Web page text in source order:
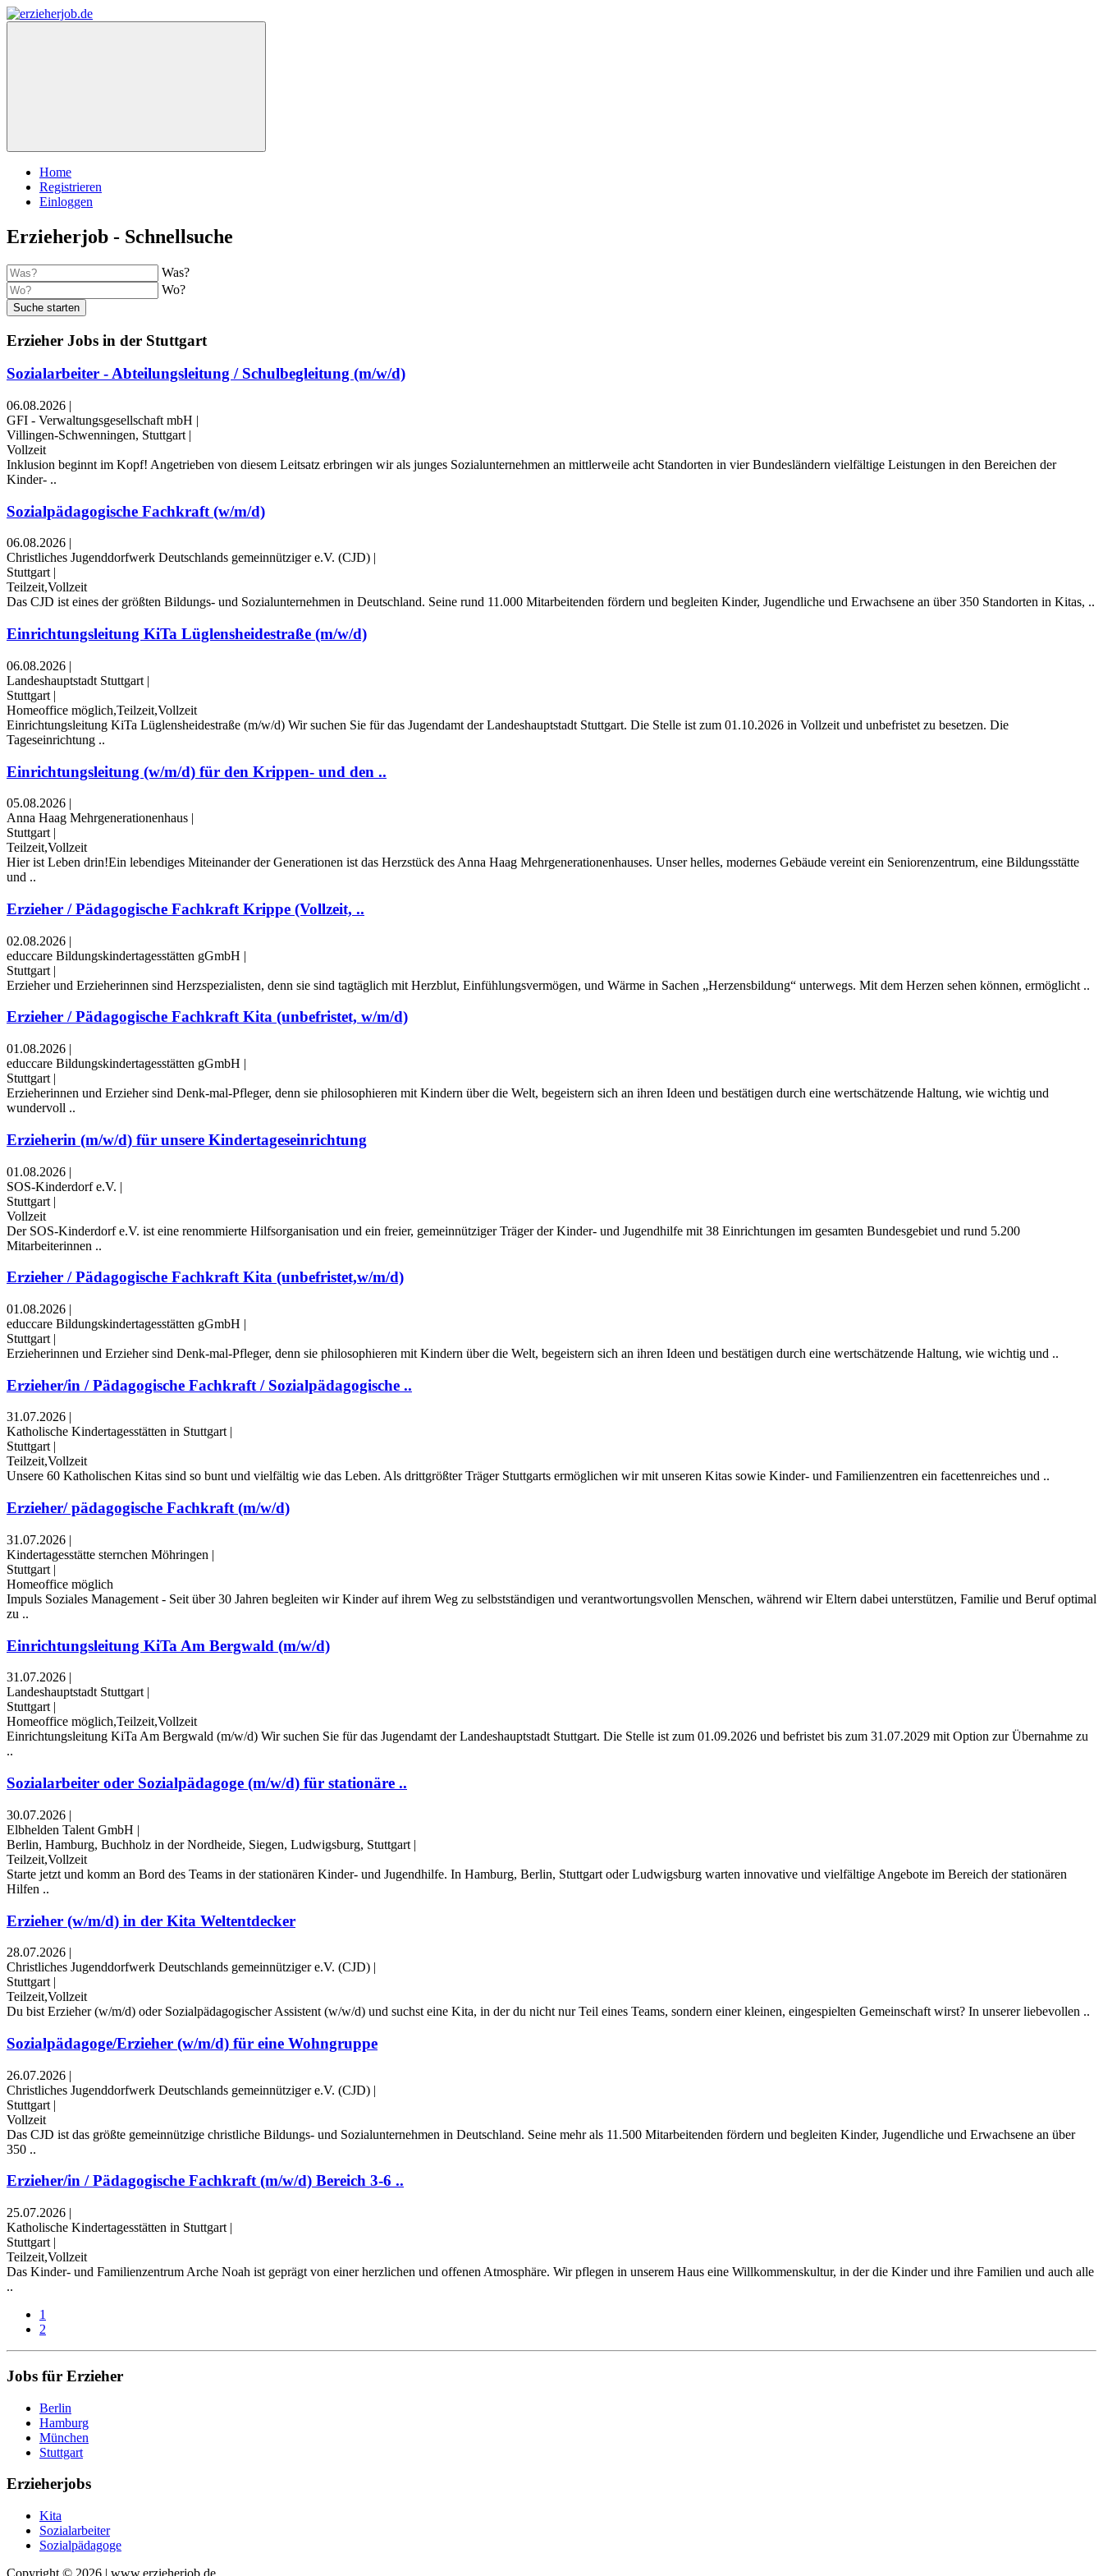
Home
Registrieren
Einloggen
Erzieherjob - Schnellsuche
Was?
Wo?
Suche starten
Erzieher Jobs in der Stuttgart
Sozialarbeiter - Abteilungsleitung / Schulbegleitung (m/w/d)
06.08.2026 |
GFI - Verwaltungsgesellschaft mbH |
Villingen-Schwenningen, Stuttgart |
Vollzeit
Inklusion beginnt im Kopf! Angetrieben von diesem Leitsatz erbringen wir als junges Sozialunternehmen an mittlerweile acht Standorten in vier Bundesländern vielfältige Leistungen in den Bereichen der
Kinder- ..
Sozialpädagogische Fachkraft (w/m/d)
06.08.2026 |
Christliches Jugenddorfwerk Deutschlands gemeinnütziger e.V. (CJD) |
Stuttgart |
Teilzeit,Vollzeit
Das CJD ist eines der größten Bildungs- und Sozialunternehmen in Deutschland. Seine rund 11.000 Mitarbeitenden fördern und begleiten Kinder, Jugendliche und Erwachsene an über 350 Standorten in Kitas, ..
Einrichtungsleitung KiTa Lüglensheidestraße (m/w/d)
06.08.2026 |
Landeshauptstadt Stuttgart |
Stuttgart |
Homeoffice möglich,Teilzeit,Vollzeit
Einrichtungsleitung KiTa Lüglensheidestraße (m/w/d) Wir suchen Sie für das Jugendamt der Landeshauptstadt Stuttgart. Die Stelle ist zum 01.10.2026 in Vollzeit und unbefristet zu besetzen. Die
Tageseinrichtung ..
Einrichtungsleitung (w/m/d) für den Krippen- und den ..
05.08.2026 |
Anna Haag Mehrgenerationenhaus |
Stuttgart |
Teilzeit,Vollzeit
Hier ist Leben drin!Ein lebendiges Miteinander der Generationen ist das Herzstück des Anna Haag Mehrgenerationen­hauses. Unser helles, modernes Gebäude vereint ein Senioren­zentrum, eine Bildungsstätte
und ..
Erzieher / Pädagogische Fachkraft Krippe (Vollzeit, ..
02.08.2026 |
educcare Bildungskindertagesstätten gGmbH |
Stuttgart |
Erzieher und Erzieherinnen sind Herzspezialisten, denn sie sind tagtäglich mit Herzblut, Einfühlungsvermögen, und Wärme in Sachen „Herzensbildung“ unterwegs. Mit dem Herzen sehen können, ermöglicht ..
Erzieher / Pädagogische Fachkraft Kita (unbefristet, w/m/d)
01.08.2026 |
educcare Bildungskindertagesstätten gGmbH |
Stuttgart |
Erzieherinnen und Erzieher sind Denk-mal-Pfleger, denn sie philosophieren mit Kindern über die Welt, begeistern sich an ihren Ideen und bestätigen durch eine wertschätzende Haltung, wie wichtig und
wundervoll ..
Erzieherin (m/w/d) für unsere Kindertageseinrichtung
01.08.2026 |
SOS-Kinderdorf e.V. |
Stuttgart |
Vollzeit
Der SOS-Kinderdorf e.V. ist eine renommierte Hilfsorganisation und ein freier, gemeinnütziger Träger der Kinder- und Jugendhilfe mit 38 Einrichtungen im gesamten Bundesgebiet und rund 5.200
Mitarbeiterinnen ..
Erzieher / Pädagogische Fachkraft Kita (unbefristet,w/m/d)
01.08.2026 |
educcare Bildungskindertagesstätten gGmbH |
Stuttgart |
Erzieherinnen und Erzieher sind Denk-mal-Pfleger, denn sie philosophieren mit Kindern über die Welt, begeistern sich an ihren Ideen und bestätigen durch eine wertschätzende Haltung, wie wichtig und ..
Erzieher/in / Pädagogische Fachkraft / Sozialpädagogische ..
31.07.2026
Katholische Kindertagesstätten in Stuttgart
Stuttgart
Teilzeit,Vollzeit
Unsere 60 Katholischen Kitas sind so bunt und vielfältig wie das Leben. Als drittgrößter Träger Stuttgarts ermöglichen wir mit unseren Kitas sowie Kinder- und Familienzentren ein facettenreiches und ..
Erzieher/ pädagogische Fachkraft (m/w/d)
31.07.2026 |
Kindertagesstätte sternchen Möhringen |
Stuttgart |
Homeoffice möglich
Impuls Soziales Management - Seit über 30 Jahren begleiten wir Kinder auf ihrem Weg zu selbstständigen und verantwortungsvollen Menschen, während wir Eltern dabei unterstützen, Familie und Beruf optimal
zu ..
Einrichtungsleitung KiTa Am Bergwald (m/w/d)
31.07.2026 |
Landeshauptstadt Stuttgart |
Stuttgart |
Homeoffice möglich,Teilzeit,Vollzeit
Einrichtungsleitung KiTa Am Bergwald (m/w/d) Wir suchen Sie für das Jugendamt der Landeshauptstadt Stuttgart. Die Stelle ist zum 01.09.2026 und befristet bis zum 31.07.2029 mit Option zur Übernahme zu
..
Sozialarbeiter oder Sozialpädagoge (m/w/d) für stationäre ..
30.07.2026 |
Elbhelden Talent GmbH |
Berlin, Hamburg, Buchholz in der Nordheide, Siegen, Ludwigsburg, Stuttgart |
Teilzeit,Vollzeit
Starte jetzt und komm an Bord des Teams in der stationären Kinder- und Jugendhilfe. In Hamburg, Berlin, Stuttgart oder Ludwigsburg warten innovative und vielfältige Angebote im Bereich der stationären
Hilfen ..
Erzieher (w/m/d) in der Kita Weltentdecker
28.07.2026 |
Christliches Jugenddorfwerk Deutschlands gemeinnütziger e.V. (CJD) |
Stuttgart |
Teilzeit,Vollzeit
Du bist Erzieher (w/m/d) oder Sozialpädagogischer Assistent (w/w/d) und suchst eine Kita, in der du nicht nur Teil eines Teams, sondern einer kleinen, eingespielten Gemeinschaft wirst? In unserer liebevollen ..
Sozialpädagoge/Erzieher (w/m/d) für eine Wohngruppe
26.07.2026 |
Christliches Jugenddorfwerk Deutschlands gemeinnütziger e.V. (CJD) |
Stuttgart |
Vollzeit
Das CJD ist das größte gemeinnützige christliche Bildungs- und Sozialunternehmen in Deutschland. Seine mehr als 11.500 Mitarbeitenden fördern und begleiten Kinder, Jugendliche und Erwachsene an über
350 ..
Erzieher/in / Pädagogische Fachkraft (m/w/d) Bereich 3-6 ..
25.07.2026 |
Katholische Kindertagesstätten in Stuttgart |
Stuttgart |
Teilzeit,Vollzeit
Das Kinder- und Familienzentrum Arche Noah ist geprägt von einer herzlichen und offenen Atmosphäre. Wir pflegen in unserem Haus eine Willkommenskultur, in der die Kinder und ihre Familien und auch alle
..
1
2
Jobs für Erzieher
Berlin
Hamburg
München
Stuttgart
Erzieherjobs
Kita
Sozialarbeiter
Sozialpädagoge
Copyright © 2026 | www.erzieherjob.de